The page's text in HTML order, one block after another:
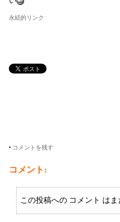
永続的リンク
• コメントを残す
コメント:
この投稿への コメント は